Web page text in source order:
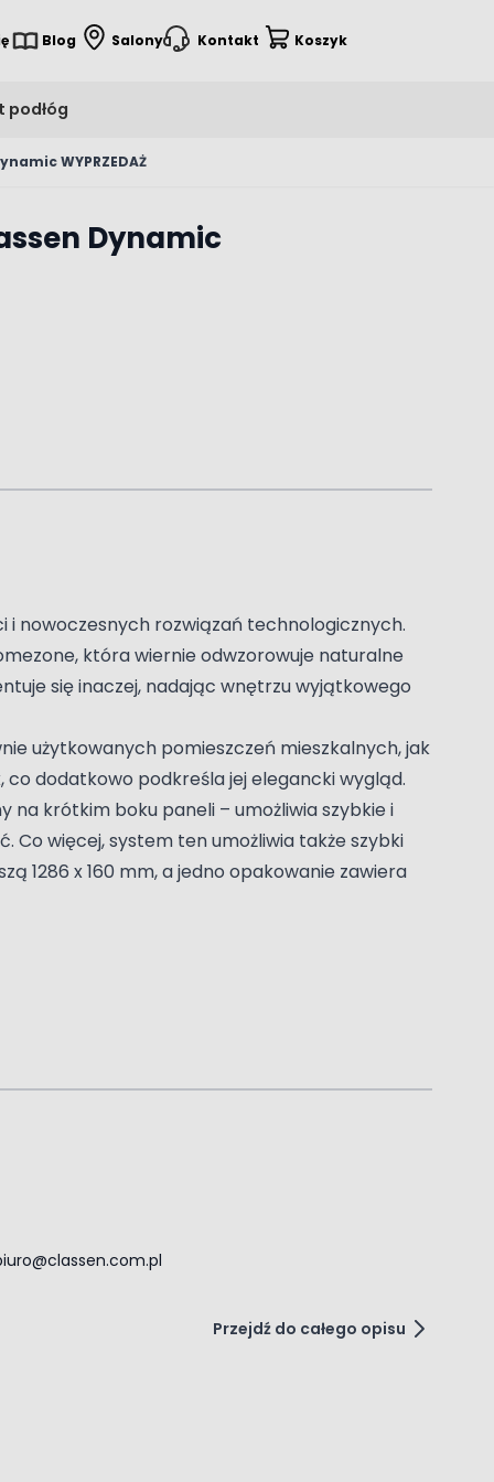
Blog Salony Kontakt Koszyk
podłóg
WYPRZEDAŻ
Dynamic
i nowoczesnych rozwiązań technologicznych.
która wiernie odwzorowuje naturalne
się inaczej, nadając wnętrzu wyjątkowego
użytkowanych pomieszczeń mieszkalnych, jak
dodatkowo podkreśla jej elegancki wygląd.
na krótkim boku paneli – umożliwia szybkie i
Co więcej, system ten umożliwia także szybki
1286 x 160 mm, a jedno opakowanie zawiera
Przejdź do całego opisu